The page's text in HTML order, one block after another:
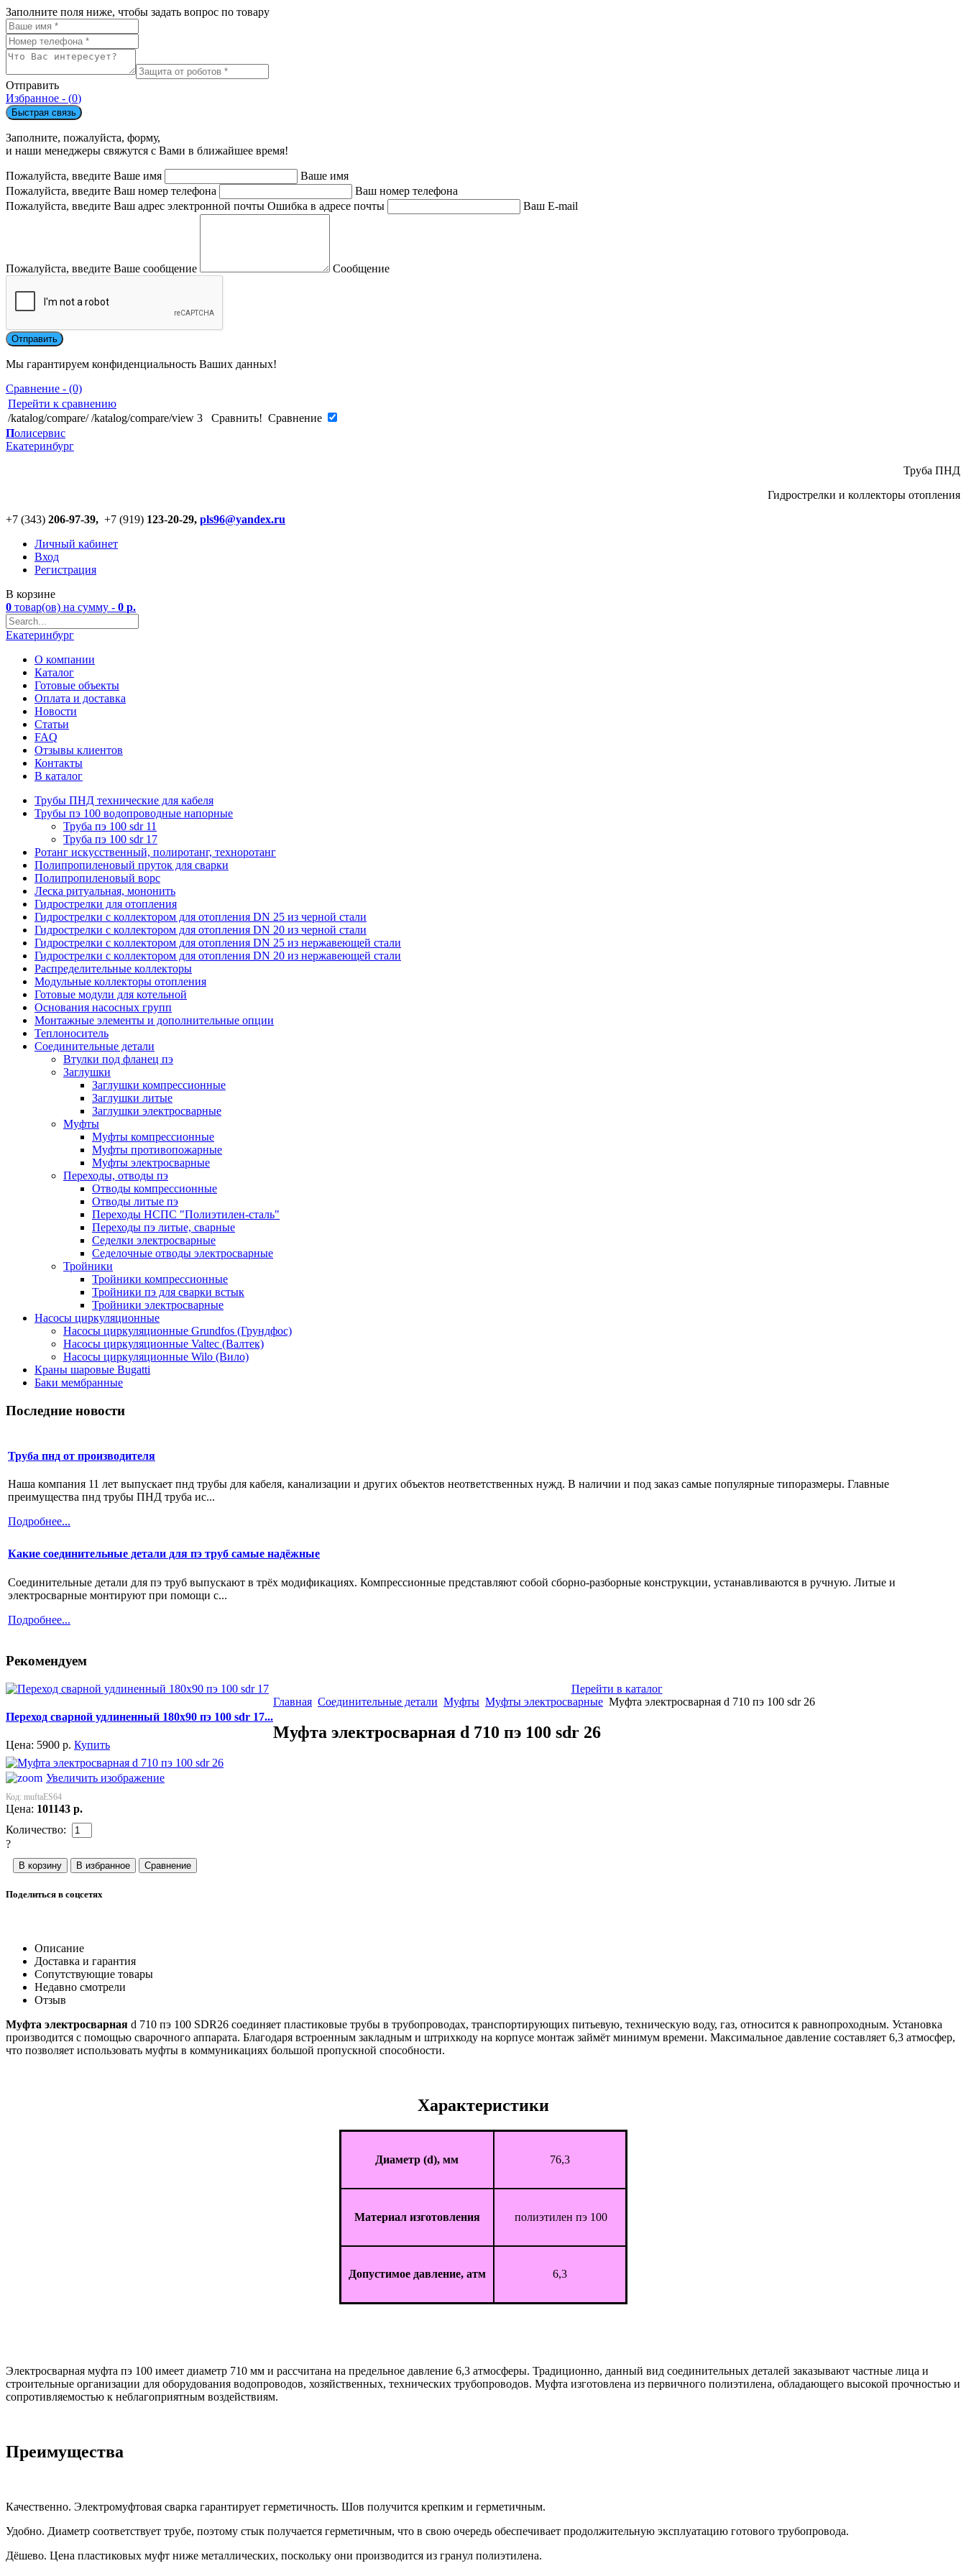
Заполните поля ниже, чтобы задать вопрос по товару
Отправить
Избранное - (0)
Быстрая связь
Заполните, пожалуйста, форму,
и наши менеджеры свяжутся с Вами в ближайшее время!
Пожалуйста, введите Ваше имя
Ваше имя
Пожалуйста, введите Ваш номер телефона
Ваш номер телефона
Пожалуйста, введите Ваш адрес электронной почты Ошибка в адресе почты Ваш E-mail
Пожалуйста, введите Ваше сообщение Сообщение
Мы гарантируем конфиденциальность Ваших данных!
Сравнение - (0)
Перейти к сравнению
/katalog/compare/ /katalog/compare/view 3 Сравнить! Cравнение
Полисервис
Екатеринбург
Труба ПНД
Гидрострелки и коллекторы отопления
+7 (343) 206-97-39, +7 (919) 123-20-29, pls96@yandex.ru
Личный кабинет
Вход
Регистрация
В корзине
0 товар(ов) на сумму - 0 р.
Екатеринбург
О компании
Каталог
Готовые объекты
Оплата и доставка
Новости
Статьи
FAQ
Отзывы клиентов
Контакты
В каталог
Трубы ПНД технические для кабеля
Трубы пэ 100 водопроводные напорные
Труба пэ 100 sdr 11
Труба пэ 100 sdr 17
Ротанг искусственный, полиротанг, техноротанг
Полипропиленовый пруток для сварки
Полипропиленовый ворс
Леска ритуальная, мононить
Гидрострелки для отопления
Гидрострелки с коллектором для отопления DN 25 из черной стали
Гидрострелки с коллектором для отопления DN 20 из черной стали
Гидрострелки с коллектором для отопления DN 25 из нержавеющей стали
Гидрострелки с коллектором для отопления DN 20 из нержавеющей стали
Распределительные коллекторы
Модульные коллекторы отопления
Готовые модули для котельной
Основания насосных групп
Монтажные элементы и дополнительные опции
Теплоноситель
Соединительные детали
Втулки под фланец пэ
Заглушки
Заглушки компрессионные
Заглушки литые
Заглушки электросварные
Муфты
Муфты компрессионные
Муфты противопожарные
Муфты электросварные
Переходы, отводы пэ
Отводы компрессионные
Отводы литые пэ
Переходы НСПС "Полиэтилен-сталь"
Переходы пэ литые, сварные
Седелки электросварные
Седелочные отводы электросварные
Тройники
Тройники компрессионные
Тройники пэ для сварки встык
Тройники электросварные
Насосы циркуляционные
Насосы циркуляционные Grundfos (Грундфос)
Насосы циркуляционные Valtec (Валтек)
Насосы циркуляционные Wilo (Вило)
Краны шаровые Bugatti
Баки мембранные
Последние новости
Труба пнд от производителя
Наша компания 11 лет выпускает пнд трубы для кабеля, канализации и других объектов неответственных нужд. В наличии и под заказ самые популярные типоразмеры. Главные
преимущества пнд трубы ПНД труба ис...
Подробнее...
Какие соединительные детали для пэ труб самые надёжные
Соединительные детали для пэ труб выпускают в трёх модификациях. Компрессионные представляют собой сборно-разборные конструкции, устанавливаются в ручную. Литые и
электросварные монтируют при помощи с...
Подробнее...
Рекомендуем
Переход сварной удлиненный 180x90 пэ 100 sdr 17...
Цена: 5900 р. Купить
Перейти в каталог
Главная Соединительные детали Муфты Муфты электросварные Муфта электросварная d 710 пэ 100 sdr 26
Муфта электросварная d 710 пэ 100 sdr 26
Увеличить изображение
Код: muftaES64
Цена: 101143 р.
Количество:
?
Поделиться в соцсетях
Описание
Доставка и гарантия
Сопутствующие товары
Недавно смотрели
Отзыв
Муфта электросварная d 710 пэ 100 SDR26 соединяет пластиковые трубы в трубопроводах, транспортирующих питьевую, техническую воду, газ, относится к равнопроходным. Установка
производится с помощью сварочного аппарата. Благодаря встроенным закладным и штрихкоду на корпусе монтаж займёт минимум времени. Максимальное давление составляет 6,3 атмосфер,
что позволяет использовать муфты в коммуникациях большой пропускной способности.
Характеристики
Диаметр (d), мм 76,3
Материал изготовления полиэтилен пэ 100
Допустимое давление, атм 6,3
Электросварная муфта пэ 100 имеет диаметр 710 мм и рассчитана на предельное давление 6,3 атмосферы. Традиционно, данный вид соединительных деталей заказывают частные лица и
строительные организации для оборудования водопроводов, хозяйственных, технических трубопроводов. Муфта изготовлена из первичного полиэтилена, обладающего высокой прочностью и
сопротивляемостью к неблагоприятным воздействиям.
Преимущества
Качественно. Электромуфтовая сварка гарантирует герметичность. Шов получится крепким и герметичным.
Удобно. Диаметр соответствует трубе, поэтому стык получается герметичным, что в свою очередь обеспечивает продолжительную эксплуатацию готового трубопровода.
Дёшево. Цена пластиковых муфт ниже металлических, поскольку они производится из гранул полиэтилена.